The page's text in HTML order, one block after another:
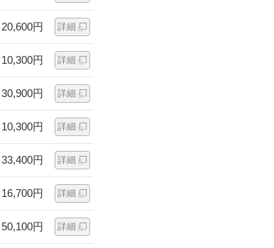
20,600円 詳細
10,300円 詳細
30,900円 詳細
10,300円 詳細
33,400円 詳細
16,700円 詳細
50,100円 詳細